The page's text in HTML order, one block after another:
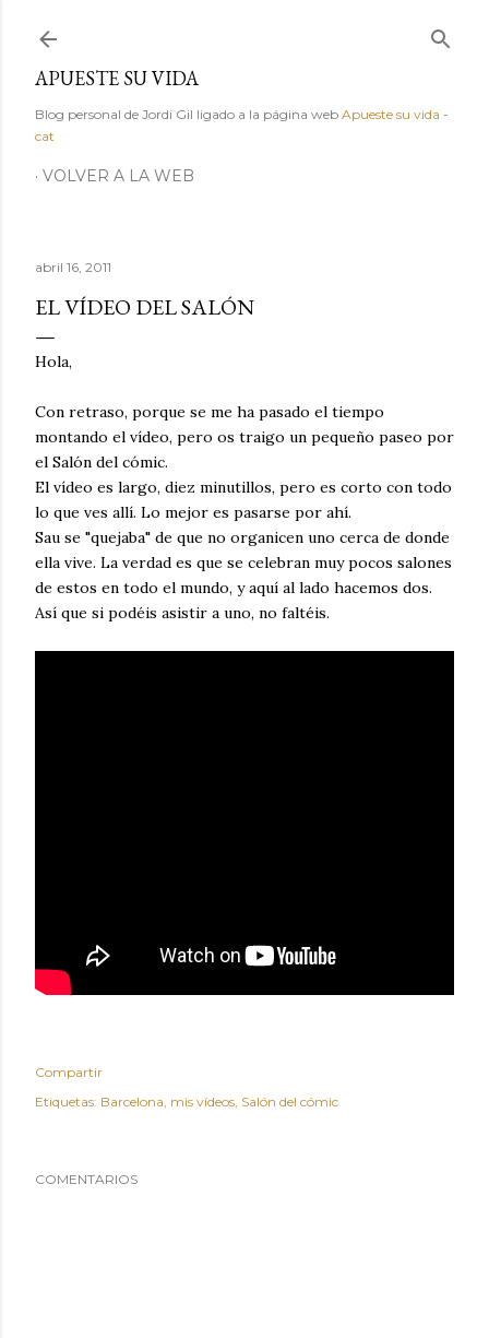
APUESTE SU VIDA
Blog personal de Jordi Gil ligado a la página web Apueste su vida -
cat
VOLVER A LA WEB
abril 16, 2011
EL VÍDEO DEL SALÓN
Hola,
Con retraso, porque se me ha pasado el tiempo
montando el vídeo, pero os traigo un pequeño paseo por
el Salón del cómic.
El vídeo es largo, diez minutillos, pero es corto con todo
lo que ves allí. Lo mejor es pasarse por ahí.
Sau se "quejaba" de que no organicen uno cerca de donde
ella vive. La verdad es que se celebran muy pocos salones
de estos en todo el mundo, y aquí al lado hacemos dos.
Así que si podéis asistir a uno, no faltéis.
Compartir
Etiquetas: Barcelona mis vídeos Salón del cómic
COMENTARIOS